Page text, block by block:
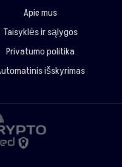
Apie mus
Taisyklės ir sąlygos
Privatumo politika
išskyrimas